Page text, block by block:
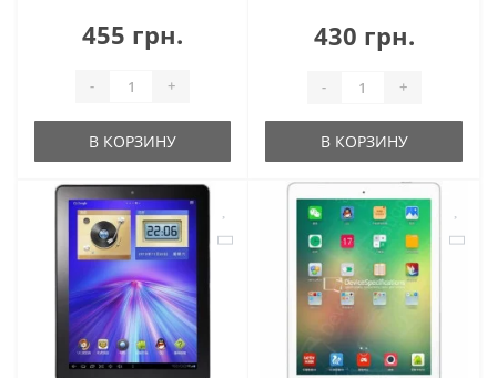
455 грн.
- +
В КОРЗИНУ
430 грн.
- +
В КОРЗИНУ